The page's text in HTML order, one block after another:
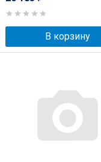
В корзину